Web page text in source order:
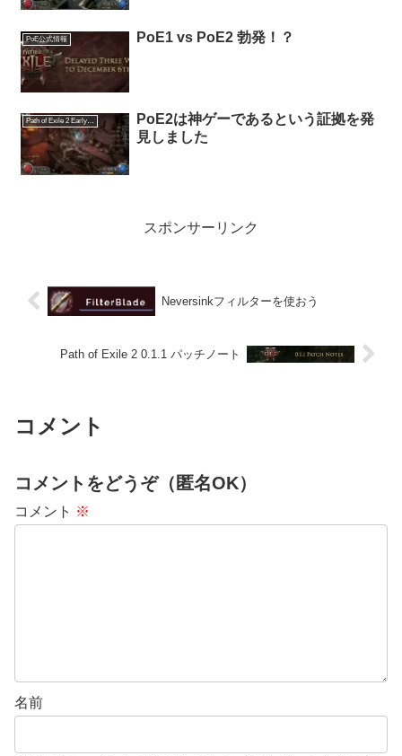
PoE公式情報 PoE1 vs PoE2 勃発！？
Path of Exile 2 Early Access
PoE2は神ゲーであるという証拠を発
見しました
スポンサーリンク
Neversinkフィルターを使おう
Path of Exile 2 0.1.1 パッチノート
コメント
コメントをどうぞ（匿名OK）
コメント ※
名前